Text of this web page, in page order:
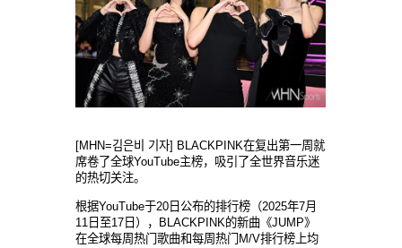
[MHN=김은비 기자] BLACKPINK在复出第一周就
席卷了全球YouTube主榜，吸引了全世界音乐迷
的热切关注。
根据YouTube于20日公布的排行榜（2025年7月
11日至17日），BLACKPINK的新曲《JUMP》
在全球每周热门歌曲和每周热门M/V排行榜上均